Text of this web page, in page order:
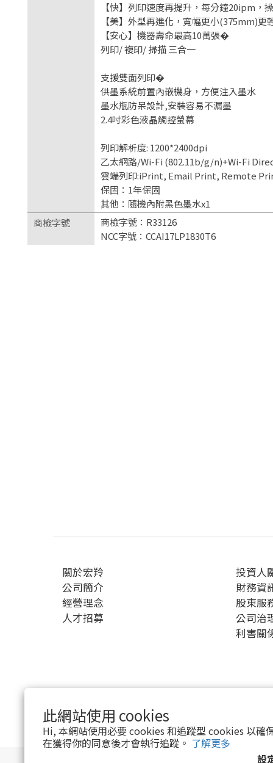
此網站使用 cookies
Hi, 本網站使用必要 cookies 和追蹤型 cookies 以確
在獲得你的同意後才會執行追蹤。 了解更多
設
【快】列印速度再提升，每分鐘20ipm，
【美】外型再進化，寬幅更小(375mm)更
【安心】機器壽命最高10萬張�
列印/ 複印/ 掃描 三合一
支援雙面列印�
供墨系統前置內嵌機身，方便注入墨水
墨水瓶防呆設計,安裝容易不漏墨
2.4吋彩色液晶觸控螢幕
列印解析度: 1200*2400dpi
乙太網路/Wi-Fi (802.11b/g/n)+Wi-Fi
雲端列印:iPrint, Email Print, Remote
保固：1年保固
其他：隨機內附黑色墨水x1
商檢字號
商檢字號：R33126
NCC字號：CCAI17LP1830T6
關於宏羚
公司簡介
經營理念
人才招募
投資人
財務資
股東服
公司治
利害關
$TWD 繁體中文